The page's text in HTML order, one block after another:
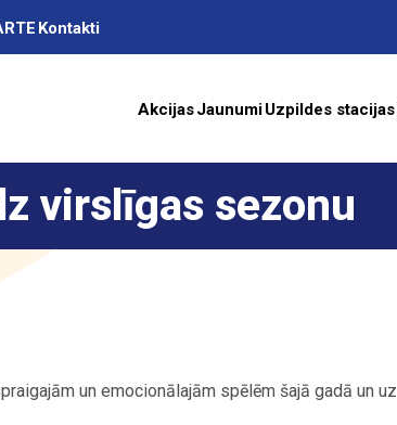
Kontakti
AkcijasJaunumiUzpildes stacijas
virslīgas sezonu
un emocionālajām spēlēm šajā gadā un uz